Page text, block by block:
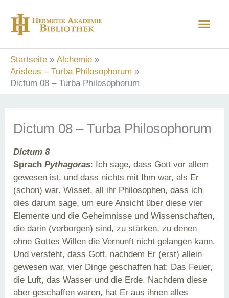
Inhalt
springen
Startseite
Alchemie
Arisleus – Turba Philosophorum
Dictum 08 – Turba Philosophorum
Dictum 08 – Turba Philosophorum
Dictum 8
SprachPythagoras: Ich sage, dass Gott vor allem
gewesen ist, und dass nichts mit Ihm war, als Er
(schon) war. Wisset, all ihr Philosophen, dass ich
dies darum sage, um eure Ansicht über diese vier
Elemente und die Geheimnisse und Wissenschaften,
die darin (verborgen) sind, zu stärken, zu denen
ohne Gottes Willen die Vernunft nicht gelangen kann.
Und versteht, dass Gott, nachdem Er (erst) allein
gewesen war, vier Dinge geschaffen hat: Das Feuer,
die Luft, das Wasser und die Erde. Nachdem diese
aber geschaffen waren, hat Er aus ihnen alles